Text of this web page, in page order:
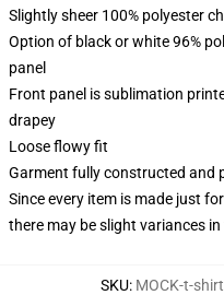
Slightly sheer 100% polyester
Option of black or white 96%
panel
Front panel is sublimation
drapey
Loose flowy fit
Garment fully constructed and
Since every item is made just
there may be slight variances
SKU: MOCK-t-